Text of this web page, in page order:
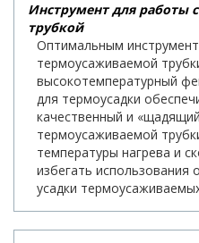
Инструмент для работы
трубкой
Оптимальным
термоусаживаемой
высокотемпературный
для термоусадки
качественный и
термоусаживаемой
температуры нагрева и
избегать использования
усадки